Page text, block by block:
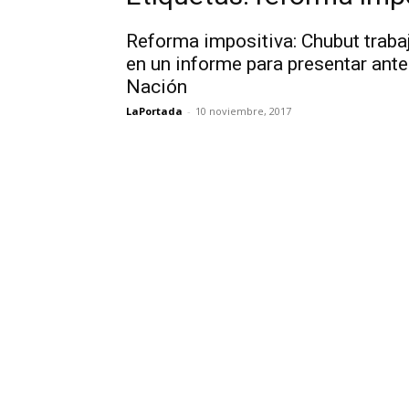
Reforma impositiva: Chubut
en un informe para presentar ante
Nación
LaPortada - 10 noviembre, 2017